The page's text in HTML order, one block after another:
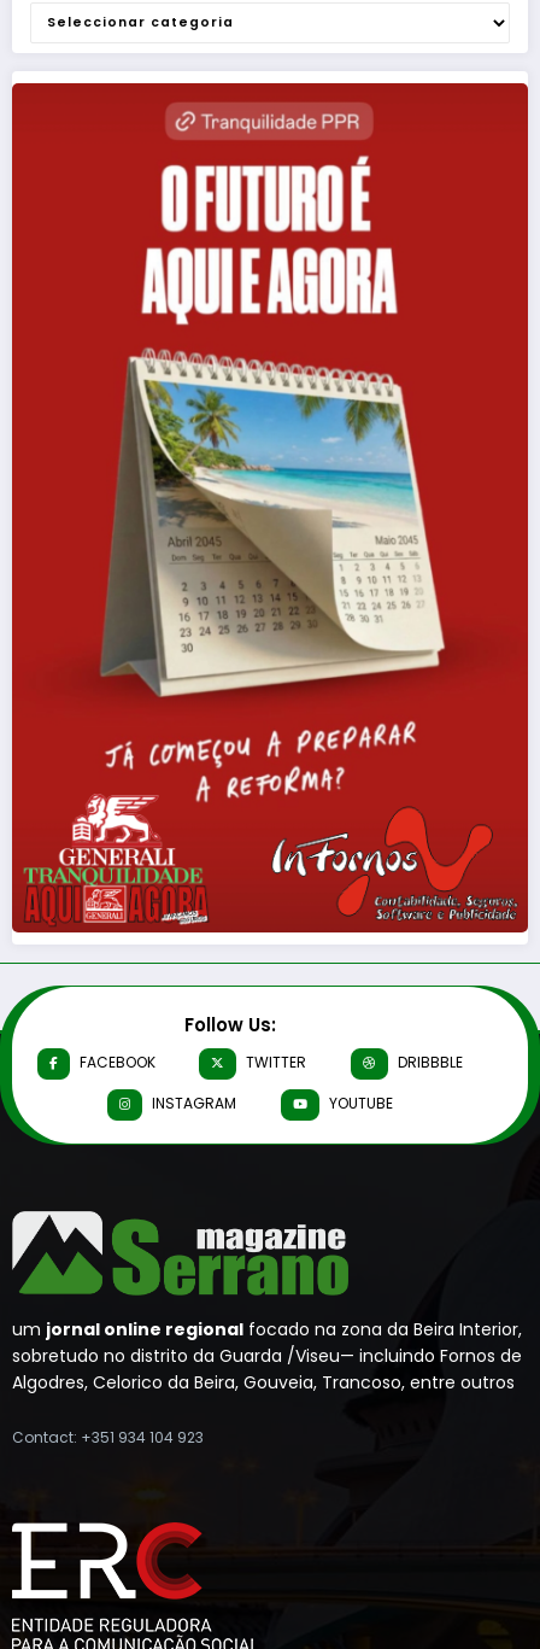
Categorias
Follow Us:
FACEBOOK TWITTER
DRIBBBLE
INSTAGRAM
YOUTUBE
um jornal online regional focado na zona da Beira Interior,
sobretudo no distrito da Guarda /Viseu— incluindo Fornos de
Algodres, Celorico da Beira, Gouveia, Trancoso, entre outros
Contact: +351 934 104 923